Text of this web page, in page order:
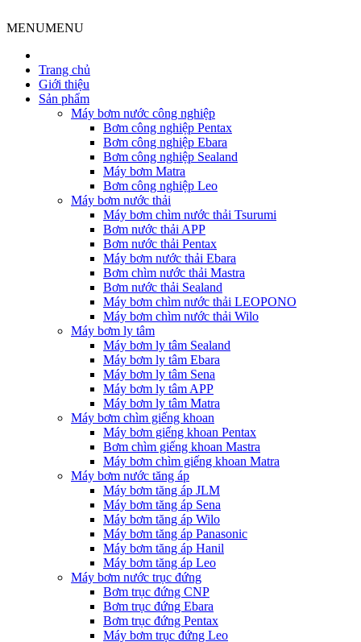
MENUMENU
Trang chủ
Giới thiệu
Sản phẩm
Máy bơm nước công nghiệp
Bơm công nghiệp Pentax
Bơm công nghiệp Ebara
Bơm công nghiệp Sealand
Máy bơm Matra
Bơm công nghiệp Leo
Máy bơm nước thải
Máy bơm chìm nước thải Tsurumi
Bơm nước thải APP
Bơm nước thải Pentax
Máy bơm nước thải Ebara
Bơm chìm nước thải Mastra
Bơm nước thải Sealand
Máy bơm chìm nước thải LEOPONO
Máy bơm chìm nước thải Wilo
Máy bơm ly tâm
Máy bơm ly tâm Sealand
Máy bơm ly tâm Ebara
Máy bơm ly tâm Sena
Máy bơm ly tâm APP
Máy bơm ly tâm Matra
Máy bơm chìm giếng khoan
Máy bơm giếng khoan Pentax
Bơm chìm giếng khoan Mastra
Máy bơm chìm giếng khoan Matra
Máy bơm nước tăng áp
Máy bơm tăng áp JLM
Máy bơm tăng áp Sena
Máy bơm tăng áp Wilo
Máy bơm tăng áp Panasonic
Máy bơm tăng áp Hanil
Máy bơm tăng áp Leo
Máy bơm nước trục đứng
Bơm trục đứng CNP
Bơm trục đứng Ebara
Bơm trục đứng Pentax
Máy bơm trục đứng Leo